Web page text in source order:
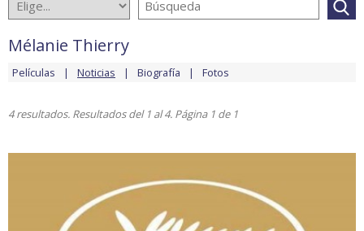
Mélanie Thierry
Películas Noticias Biografía Fotos
4 resultados. Resultados del 1 al 4. Página 1 de 1